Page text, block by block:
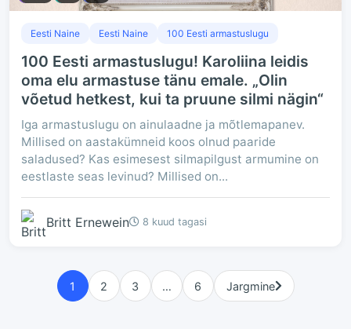
Eesti Naine Eesti Naine 100 Eesti armastuslugu
100 Eesti armastuslugu! Karoliina leidis
oma elu armastuse tänu emale. „Olin
võetud hetkest, kui ta pruune silmi nägin“
Iga armastuslugu on ainulaadne ja mõtlemapanev.
Millised on aastakümneid koos olnud paaride
saladused? Kas esimesest silmapilgust armumine on
eestlaste seas levinud? Millised on...
Britt Ernewein 8 kuud tagasi
1 2 3 … 6 Jargmine